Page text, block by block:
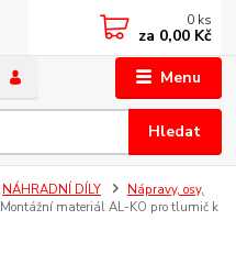
Menu
Hledat
0 ks
za 0,00 Kč
NÁHRADNÍ DÍLY
Nápravy, osy,
Montážní materiál AL-KO pro tlumič k